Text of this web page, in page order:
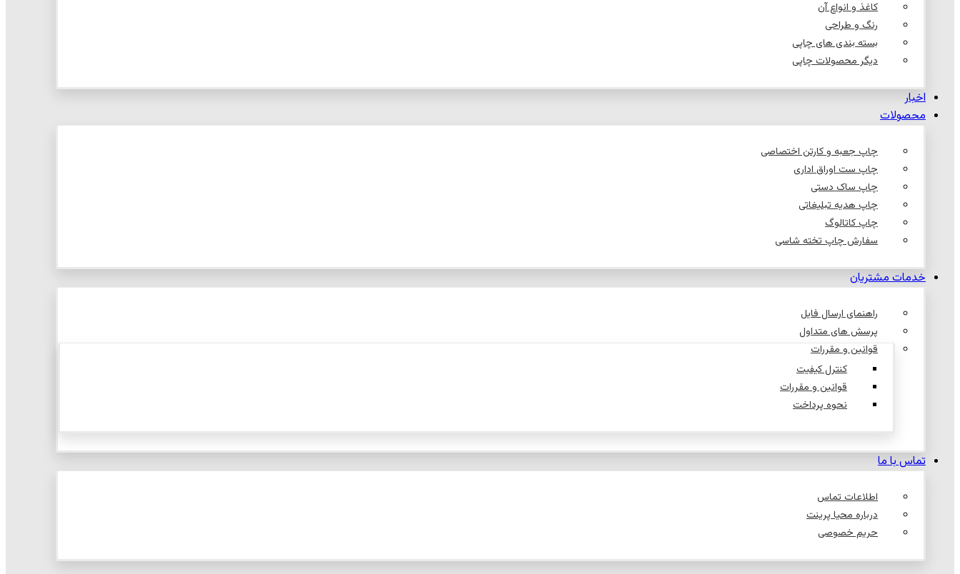
کاغذ و انواع آن
رنگ و طراحی
بسته بندی های چاپی
دیگر محصولات چاپی
اخبار
محصولات
چاپ جعبه و کارتن اختصاصی
چاپ ست اوراق اداری
چاپ ساک دستی
چاپ هدیه تبلیغاتی
چاپ کاتالوگ
سفارش چاپ تخته شاسی
خدمات مشتریان
راهنمای ارسال فایل
پرسش های متداول
قوانین و مقررات
کنترل کیفیت
قوانین و مقررات
نحوه پرداخت
تماس با ما
اطلاعات تماس
درباره محیا پرینت
حریم خصوصی